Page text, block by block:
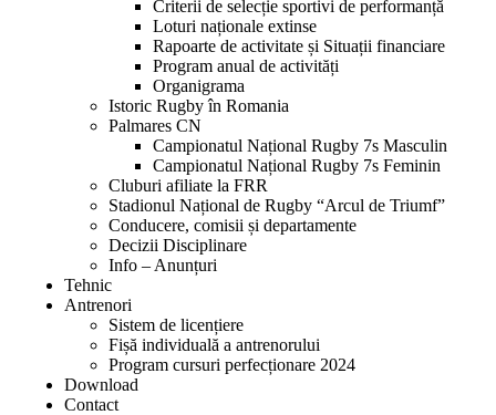
Criterii de selecție sportivi de performanță
Loturi naționale extinse
Rapoarte de activitate și Situații financiare
Program anual de activități
Organigrama
Istoric Rugby în Romania
Palmares CN
Campionatul Național Rugby 7s Masculin
Campionatul Național Rugby 7s Feminin
Cluburi afiliate la FRR
Stadionul Național de Rugby “Arcul de Triumf”
Conducere, comisii și departamente
Decizii Disciplinare
Info – Anunțuri
Tehnic
Antrenori
Sistem de licențiere
Fișă individuală a antrenorului
Program cursuri perfecționare 2024
Download
Contact